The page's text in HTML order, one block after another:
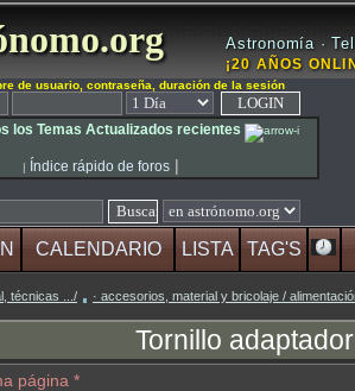
Astronomía ·
¡20 AÑOS
de usuario, contraseña, duración de la sesión
los Temas Actualizados recientes
| Índice rápido de foros |
CALENDARIO LISTA TAG'S
técnicas .../ · accesorios, material y bricolaje /
Tornillo
página *